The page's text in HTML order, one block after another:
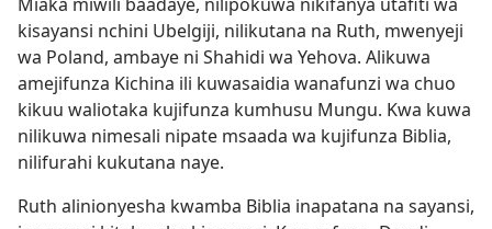
kisayansi nchini Ubelgiji, nilikutana na Ruth, mwenyeji
wa Poland, ambaye ni Shahidi wa Yehova. Alikuwa
amejifunza Kichina ili kuwasaidia wanafunzi wa chuo
kikuu waliotaka kujifunza kumhusu Mungu. Kwa kuwa
nilikuwa nimesali nipate msaada wa kujifunza Biblia,
nilifurahi kukutana naye.
Ruth alinionyesha kwamba Biblia inapatana na sayansi,